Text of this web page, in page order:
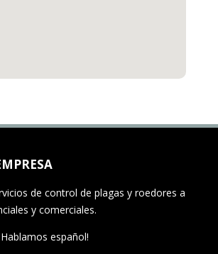
de control de plagas y roedores a
y comerciales.
español!